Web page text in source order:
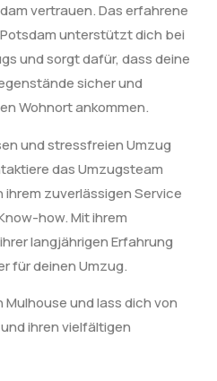
vertrauen. Das erfahrene
unterstützt dich bei
und sorgt dafür, dass deine
sicher und
Wohnort ankommen.
und stressfreien Umzug
das Umzugsteam
zuverlässigen Service
how. Mit ihrem
langjährigen Erfahrung
für deinen Umzug.
und lass dich von
ihren vielfältigen